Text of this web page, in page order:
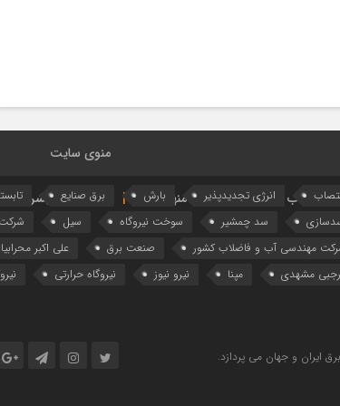
آب و برق در جهان منهای نیرو
منوی سایت
جستجوی پیشرفته انرژی تجدیدپذیر بارش برق صنایع
سد چمشیر سوخت نیروگاه سیل شرکت
مهندسی آب و فاضلاب کشور صنعت برق علی اکبر
مشهدی مپنا نیرو نیوز نیروگاه حرارتی
ایران و جهان می پردازد.